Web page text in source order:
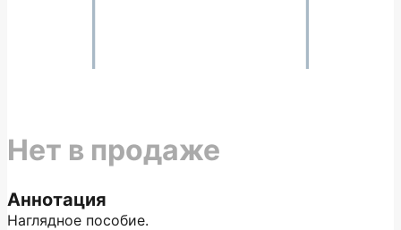
Аннотация
Наглядное пособие.
Нет в продаже